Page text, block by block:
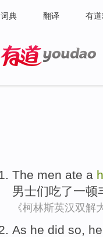
词典 翻译 有
The men ate a
男士们吃了一顿
《柯林斯英汉双解
As he did so, he